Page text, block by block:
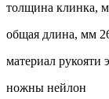
толщина клинка,
общая длина, мм
материал рукояти
ножны нейлон